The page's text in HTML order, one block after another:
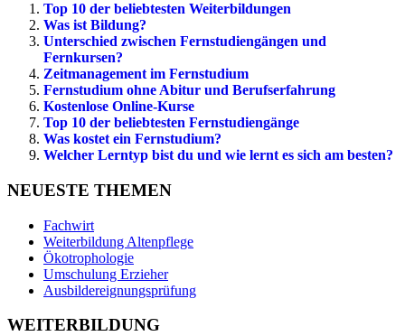
Top 10 der beliebtesten Weiterbildungen
Was ist Bildung?
Unterschied zwischen Fernstudiengängen und
Fernkursen?
Zeitmanagement im Fernstudium
Fernstudium ohne Abitur und Berufserfahrung
Kostenlose Online-Kurse
Top 10 der beliebtesten Fernstudiengänge
Was kostet ein Fernstudium?
Welcher Lerntyp bist du und wie lernt es sich am besten?
NEUESTE THEMEN
Fachwirt
Weiterbildung Altenpflege
Ökotrophologie
Umschulung Erzieher
Ausbildereignungsprüfung
WEITERBILDUNG